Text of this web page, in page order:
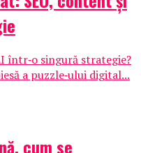
într‑o singură strategie?
a puzzle‑ului digital...
cum se